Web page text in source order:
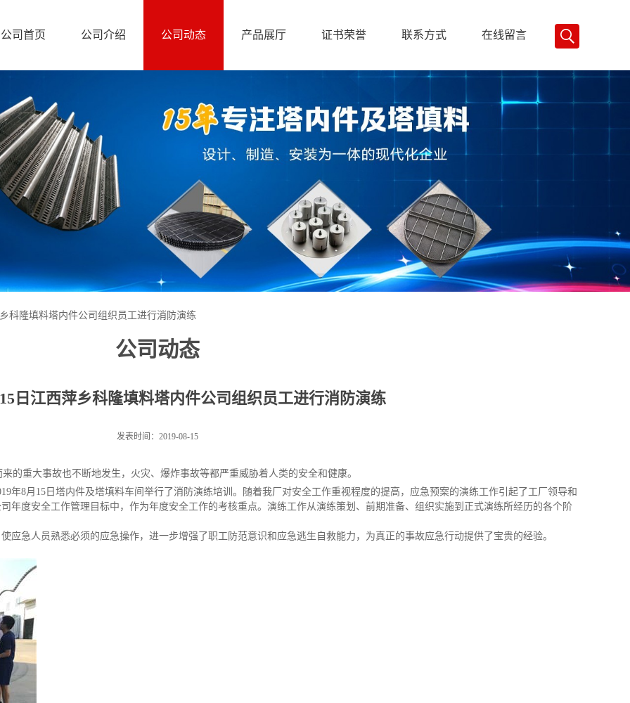
公司首页 公司介绍 公司动态 产品展厅 证书荣誉 联系方式 在线留言
科隆填料塔内件公司组织员工进行消防演练
公司动态
日江西萍乡科隆填料塔内件公司组织员工进行消防演练
发表时间：2019-08-15
重大事故也不断地发生，火灾、爆炸事故等都严重威胁着人类的安全和健康。
年8月15日塔内件及塔填料车间举行了消防演练培训。随着我厂对安全工作重视程度的提高，应急预案的演练工作引起了工厂领导和
年度安全工作管理目标中，作为年度安全工作的考核重点。 演练工作从演练策划、前期准备、组织实施到正式演练所经历的各个阶
应急人员熟悉必须的应急操作，进一步增强了职工防范意识和应急逃生自救能力，为真正的事故应急行动提供了宝贵的经验。